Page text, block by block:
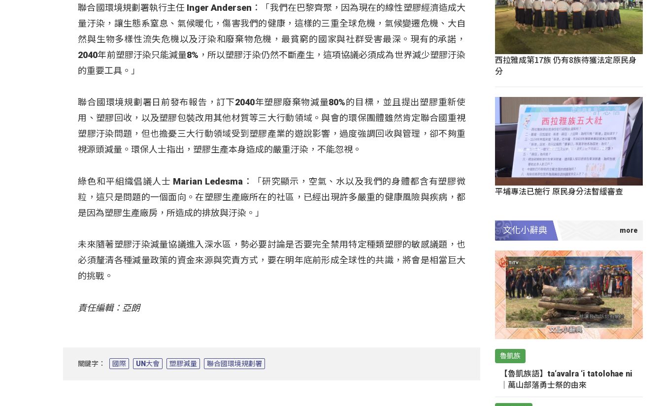
聯合國環境規劃署執行主任 Inger Andersen：「我們在巴黎齊聚，因為現在的線性塑膠經濟造成大
量汙染，讓生態系窒息、氣候暖化，傷害我們的健康，這樣的三重全球危機，氣候變遷危機、大自
然與生物多樣性流失危機以及汙染和廢棄物危機，最貧窮的國家與社群受害最深。現有的承諾，
2040年前塑膠汙染只能減量8%，所以塑膠汙染仍然不斷產生，這項協議必須成為世界減少塑膠汙染
的重要工具。」
聯合國環境規劃署日前發布報告，訂下2040年塑膠廢棄物減量80%的目標，並且提出塑膠重新使
用、塑膠回收，以及塑膠包裝改用其他材質等三大行動領域。與會的環保團體雖然肯定聯合國重視
塑膠汙染問題，但也擔憂三大行動領域受到塑膠產業的遊說影響，過度強調回收與管理，卻不夠重
視源頭減量。環保人士指出，塑膠生產本身造成的嚴重汙染，不能忽視。
綠色和平組織倡議人士 Marian Ledesma：「研究顯示，空氣、水以及我們的身體都含有塑膠微
粒，這只是問題的一個面向。在塑膠生產廠所在的社區，已經出現許多嚴重的健康風險與疾病，都
是因為塑膠生產廠房，所造成的排放與汙染。」
未來隨著塑膠汙染減量協議進入深水區，勢必要討論是否要完全禁用特定種類塑膠的敏感議題，也
必須釐清各種減量政策的資金來源與究責方式，要在明年底前形成全球性的共識，將會是相當巨大
的挑戰。
責任編輯：亞朗
關鍵字： 國際 UN大會 塑膠減量 聯合國環境規劃署
西拉雅成第17族 仍有8族待獲法定原民身
分
平埔專法已施行 原民身分法暫緩審查
文化小辭典
魯凱族
【魯凱族語】ta‘avalra ‘i tatolohae ni
｜萬山部落勇士祭的由來